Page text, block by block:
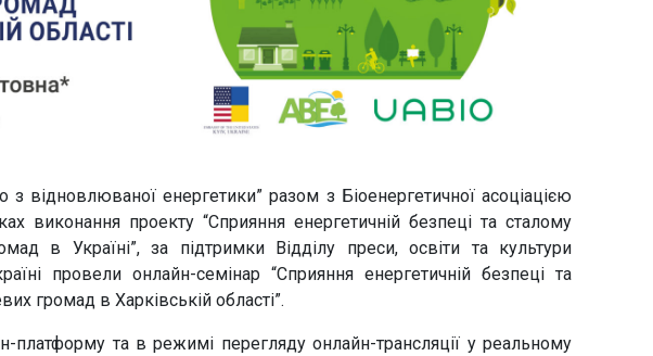
з відновлюваної енергетики” разом з Біоенергетичної асоціацією
виконання проекту “Сприяння енергетичній безпеці та сталому
в Україні”, за підтримки Відділу преси, освіти та культури
провели онлайн-семінар “Сприяння енергетичній безпеці та
громад в Харківській області”.
платформу та в режимі перегляду онлайн-трансляції у реальному